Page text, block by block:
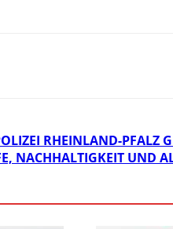
RHEINLAND-PFALZ
NACHHALTIGKEIT UND